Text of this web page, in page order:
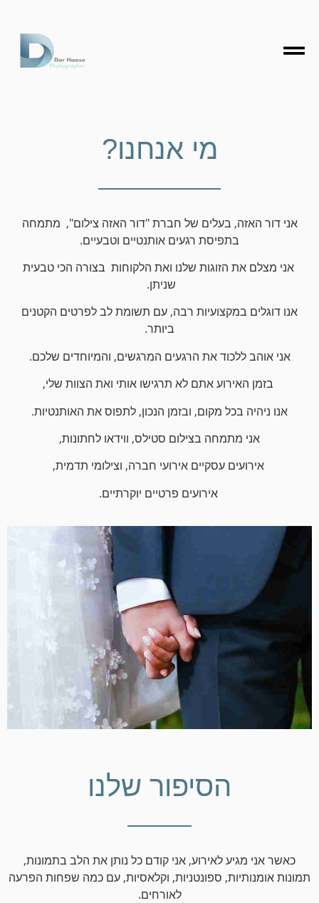
מי אנחנו?
אני דור האזה, בעלים של חברת "דור האזה צילום", מתמחה
בתפיסת רגעים אותנטיים וטבעיים.
אני מצלם את הזוגות שלנו ואת הלקוחות בצורה הכי טבעית
שניתן.
אנו דוגלים במקצועיות רבה, עם תשומת לב לפרטים הקטנים
ביותר.
אני אוהב ללכוד את הרגעים המרגשים, והמיוחדים שלכם.
בזמן האירוע אתם לא תרגישו אותי ואת הצוות שלי,
אנו ניהיה בכל מקום, ובזמן הנכון, לתפוס את האותנטיות.
אני מתמחה בצילום סטילס, ווידאו לחתונות,
אירועים עסקיים אירועי חברה, וצילומי תדמית,
אירועים פרטיים יוקרתיים.
הסיפור שלנו
כאשר אני מגיע לאירוע, אני קודם כל נותן את הלב בתמונות,
תמונות אומנותיות, ספונטניות, וקלאסיות, עם כמה שפחות הפרעה
לאורחים.